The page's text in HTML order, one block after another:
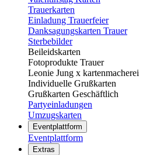
Trauerkarten
Einladung Trauerfeier
Danksagungskarten Trauer
Sterbebilder
Beileidskarten
Fotoprodukte Trauer
Leonie Jung x kartenmacherei
Individuelle Grußkarten
Grußkarten Geschäftlich
Partyeinladungen
Umzugskarten
Eventplattform
Eventplattform
Extras